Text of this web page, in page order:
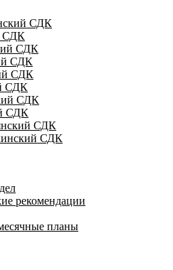
СДК
СДК
СДК
СДК
СДК
СДК
СДК
СДК
СДК
СДК
рекомендации
планы